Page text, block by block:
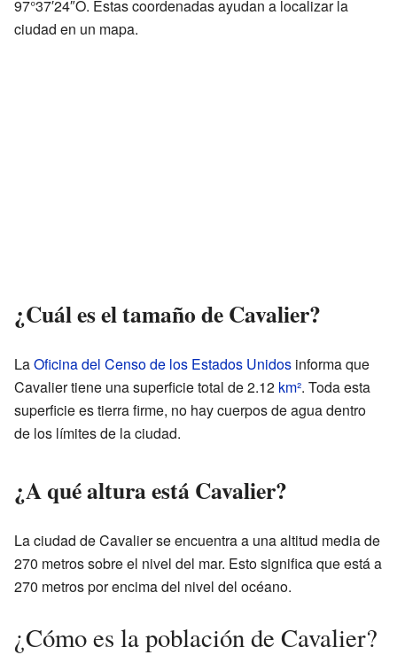
97°37′24″O. Estas coordenadas ayudan a localizar la
ciudad en un mapa.
¿Cuál es el tamaño de Cavalier?
LaOficina del Censo de los Estados Unidos informa que
Cavalier tiene una superficie total de 2.12 km². Toda esta
superficie es tierra firme, no hay cuerpos de agua dentro
de los límites de la ciudad.
¿A qué altura está Cavalier?
La ciudad de Cavalier se encuentra a una altitud media de
270 metros sobre el nivel del mar. Esto significa que está a
270 metros por encima del nivel del océano.
¿Cómo es la población de Cavalier?